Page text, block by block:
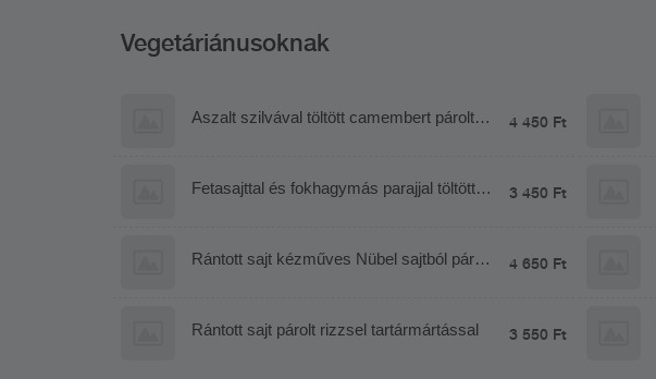
Vegetáriánusoknak
Aszalt szilvával töltött camembert párolt
4 450 Ft
Fetasajttal és fokhagymás parajjal töltött
3 450 Ft
Rántott sajt kézműves Nübel sajtból párolt
4 650 Ft
Rántott sajt párolt rizzsel tartármártással 3 550 Ft